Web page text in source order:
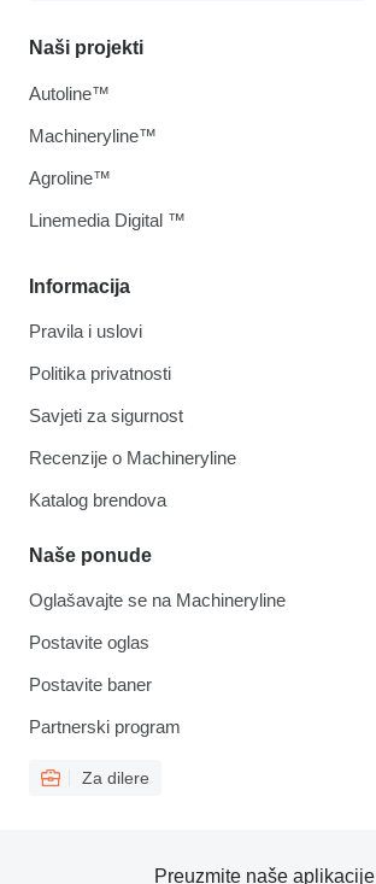
Informacija
Pravila i uslovi
Politika privatnosti
Savjeti za sigurnost
Recenzije o Machineryline
Katalog brendova
Naše ponude
Oglašavajte se na Machineryline
Postavite oglas
Postavite baner
Partnerski program
Za dilere
Naši projekti
Autoline™
Machineryline™
Agroline™
Linemedia Digital ™
Preuzmite naše aplikacije